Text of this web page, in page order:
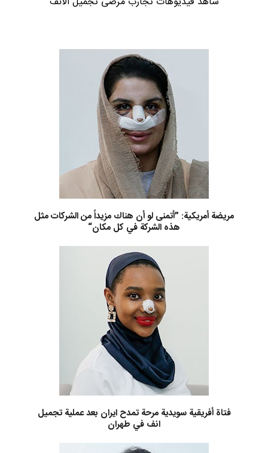
مريضة أمريكية: ”أتمنى لو أن هناك مزيداً من الشركات مثل
هذه الشركة في كل مكان“
فتاة أفريقية سويدية مرحة تمدح ايران بعد عملية تجميل
انف في طهران